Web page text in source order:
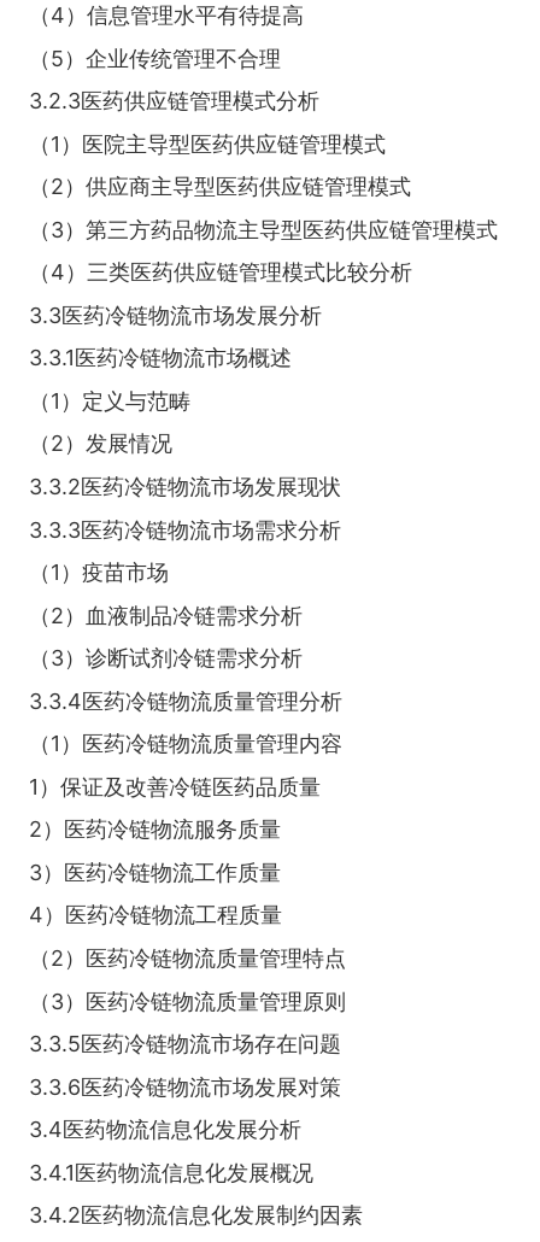
（4）信息管理水平有待提高
（5）企业传统管理不合理
3.2.3医药供应链管理模式分析
（1）医院主导型医药供应链管理模式
（2）供应商主导型医药供应链管理模式
（3）第三方药品物流主导型医药供应链管理模式
（4）三类医药供应链管理模式比较分析
3.3医药冷链物流市场发展分析
3.3.1医药冷链物流市场概述
（1）定义与范畴
（2）发展情况
3.3.2医药冷链物流市场发展现状
3.3.3医药冷链物流市场需求分析
（1）疫苗市场
（2）血液制品冷链需求分析
（3）诊断试剂冷链需求分析
3.3.4医药冷链物流质量管理分析
（1）医药冷链物流质量管理内容
1）保证及改善冷链医药品质量
2）医药冷链物流服务质量
3）医药冷链物流工作质量
4）医药冷链物流工程质量
（2）医药冷链物流质量管理特点
（3）医药冷链物流质量管理原则
3.3.5医药冷链物流市场存在问题
3.3.6医药冷链物流市场发展对策
3.4医药物流信息化发展分析
3.4.1医药物流信息化发展概况
3.4.2医药物流信息化发展制约因素